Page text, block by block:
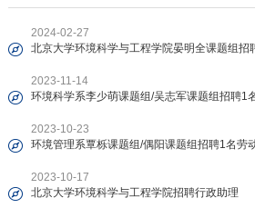
2024-02-27
北京大学环境科学与工程学院晏明全课题组招
2023-11-14
环境科学系李少萌课题组/吴志军课题组招聘1
2023-10-23
环境管理系覃栎课题组/偶阳课题组招聘1名劳
2023-10-17
北京大学环境科学与工程学院招聘行政助理